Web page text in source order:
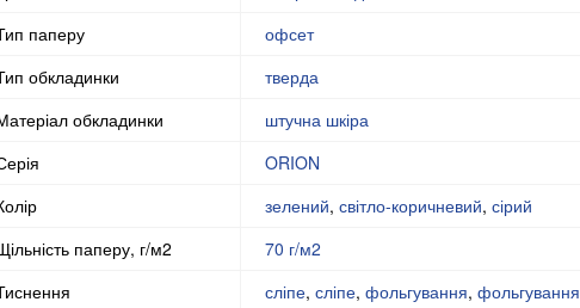
паперу
офсет
обкладинки
тверда
обкладинки
штучна шкіра
ORION
зелений, світло-коричневий, сірий
паперу, г/м2
70 г/м2
сліпе, сліпе, фольгування, фольгування